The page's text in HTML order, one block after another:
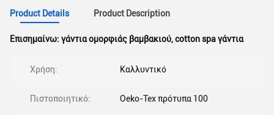
Product Details Product Description
Επισημαίνω: γάντια ομορφιάς βαμβακιού,cotton spa γάντια
Χρήση: Καλλυντικό
Πιστοποιητικό: Oeko-Tex πρότυπα 100